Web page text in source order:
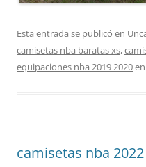
Esta entrada se publicó en
camisetas nba baratas xs,
equipaciones nba 2019 2020en
camisetas nba